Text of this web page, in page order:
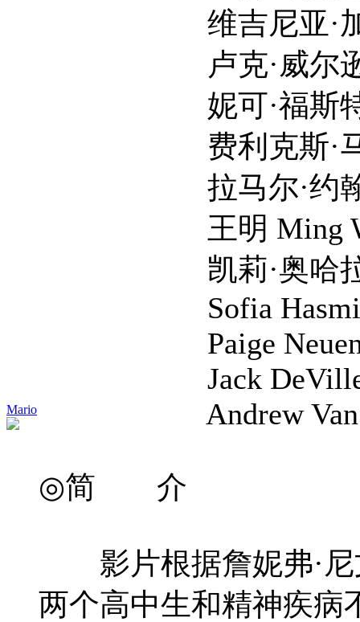
Mario
维吉尼亚·加德
卢克·威尔逊
妮可·福斯特
费利克斯·马拉
拉马尔·约翰逊
王明 Ming
凯莉·奥哈拉
Sofia
Paige
Jack
Andrew Van
◎简 介
影片根据詹妮弗·尼
两个高中生和精神疾病